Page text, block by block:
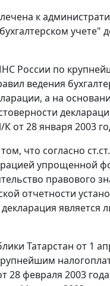
к
учете"
России по
ведения
а на
от 28 января 2003
что согласно
упрощенной
правового
отчетности
является
Татарстан от 1
февраля 2003